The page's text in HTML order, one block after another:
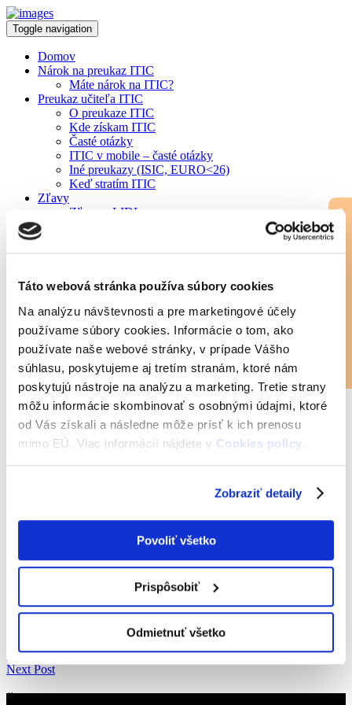
Táto webová stránka používa súbory cookies
Na analýzu návštevnosti a pre marketingové účely
používame súbory cookies. Informácie o tom, ako
používate naše webové stránky, v prípade Vášho
súhlasu, poskytujeme aj tretím stranám, ktoré nám
poskytujú nástroje na analýzu a marketing. Tretie strany
môžu informácie skombinovať s osobnými údajmi, ktoré
od Vás získali a následne môže prísť k ich prenosu
mimo EÚ. Viac informácií nájdete v Cookies policy.
Zobraziť detaily
Povoliť všetko
Prispôsobiť
Odmietnuť všetko
Toggle navigation
Domov
Nárok na preukaz ITIC
Máte nárok na ITIC?
Preukaz učiteľa ITIC
O preukaze ITIC
Kde získam ITIC
Časté otázky
ITIC v mobile – časté otázky
Iné preukazy (ISIC, EURO<26)
Keď stratím ITIC
Zľavy
Zľava v LIDL
Zľavy v zahraničí
Predĺženie platnosti ITIC
Overte si platnosť preukazu
Ako predĺžiť platnosť ITIC
VŠ vydávajúce ITIC
ZŠ/SŠ vydávajúce ITIC
Kontakt
Kontakt
Reklamácie
O nás – CKM SYTS
Získať ITIC
Mack Raider
11. januára 2017
Autor:admin
Nekomentované
evertitur voluptatum vix incore zupitor incider- int reform.Est inani
Previous Post
Next Post
STIAHNITE SI ISIC/ITIC APKU »